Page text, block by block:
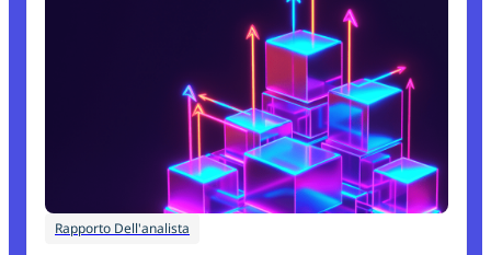
Rapporto Dell'analista